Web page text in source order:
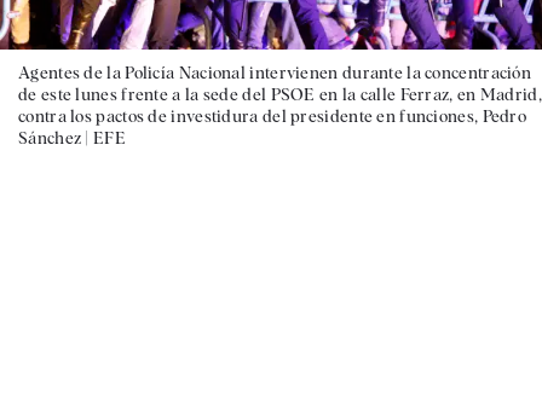
Agentes de la Policía Nacional intervienen durante la concentración
de este lunes frente a la sede del PSOE en la calle Ferraz, en Madrid,
contra los pactos de investidura del presidente en funciones, Pedro
Sánchez | EFE